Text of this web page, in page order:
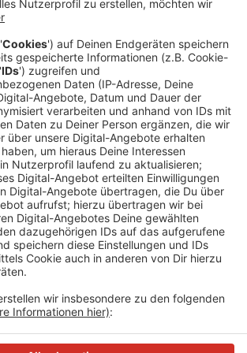
zwei Fahrzeuge mit Wasserfässern
Bäume kommen mit normalen
meist gut zurecht. Bei anhaltender
aber auch sie zunehmend